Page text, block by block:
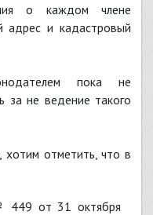
о каждом члене
и кадастровый
пока не
за не ведение такого
хотим отметить, что в